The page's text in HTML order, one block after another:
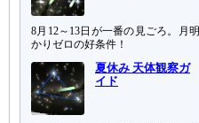
8月12～13日が一番の見ごろ。月明
かりゼロの好条件！
夏休み 天体観察ガ
イド